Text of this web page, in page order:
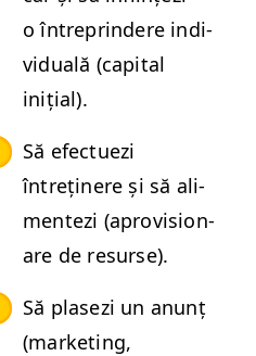
o între­prindere indi­
vid­u­ală (cap­i­tal
inițial).
Să efectuezi
întreținere și să ali­
mentezi (apro­vi­sion­
are de resurse).
Să plasezi un anunț
(mar­ket­ing,